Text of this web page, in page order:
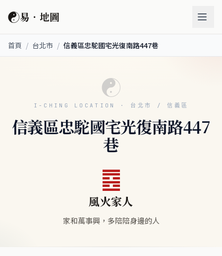
☯易．地圖
首頁 / 台北市 / 信義區忠駝國宅光復南路447巷
☯
I-CHING LOCATION · 台北市 / 信義區
信義區忠駝國宅光復南路447
巷
䷤
風火家人
家和萬事興，多陪陪身邊的人